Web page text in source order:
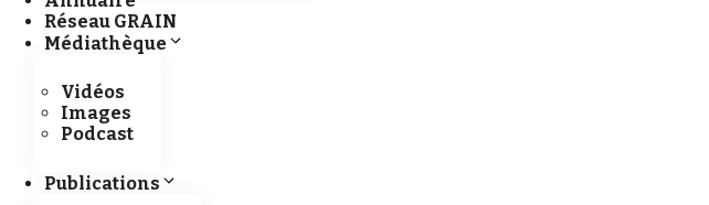
Réseau GRAIN
Médiathèque
Vidéos
Images
Podcast
Publications